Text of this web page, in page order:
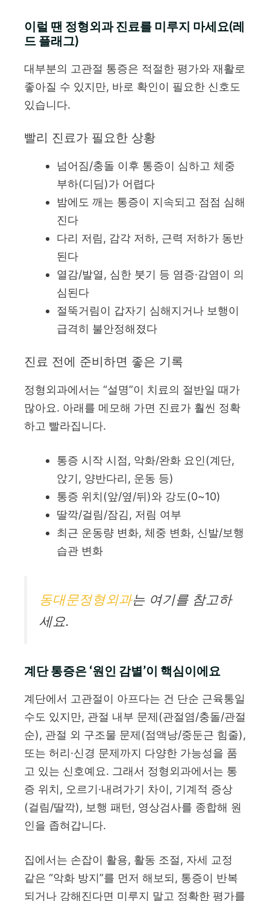
이럴 땐 정형외과 진료를 미루지 마세요(레
드 플래그)
대부분의 고관절 통증은 적절한 평가와 재활로
좋아질 수 있지만, 바로 확인이 필요한 신호도
있습니다.
빨리 진료가 필요한 상황
넘어짐/충돌 이후 통증이 심하고 체중
부하(디딤)가 어렵다
밤에도 깨는 통증이 지속되고 점점 심해
진다
다리 저림, 감각 저하, 근력 저하가 동반
된다
열감/발열, 심한 붓기 등 염증·감염이 의
심된다
절뚝거림이 갑자기 심해지거나 보행이
급격히 불안정해졌다
진료 전에 준비하면 좋은 기록
정형외과에서는 “설명”이 치료의 절반일 때가
많아요. 아래를 메모해 가면 진료가 훨씬 정확
하고 빨라집니다.
통증 시작 시점, 악화/완화 요인(계단,
앉기, 양반다리, 운동 등)
통증 위치(앞/옆/뒤)와 강도(0~10)
딸깍/걸림/잠김, 저림 여부
최근 운동량 변화, 체중 변화, 신발/보행
습관 변화
동대문정형외과는 여기를 참고하
세요.
계단 통증은 ‘원인 감별’이 핵심이에요
계단에서 고관절이 아프다는 건 단순 근육통일
수도 있지만, 관절 내부 문제(관절염/충돌/관절
순), 관절 외 구조물 문제(점액낭/중둔근 힘줄),
또는 허리·신경 문제까지 다양한 가능성을 품
고 있는 신호예요. 그래서 정형외과에서는 통
증 위치, 오르기·내려가기 차이, 기계적 증상
(걸림/딸깍), 보행 패턴, 영상검사를 종합해 원
인을 좁혀갑니다.
집에서는 손잡이 활용, 활동 조절, 자세 교정
같은 “악화 방지”를 먼저 해보되, 통증이 반복
되거나 강해진다면 미루지 말고 정확한 평가를